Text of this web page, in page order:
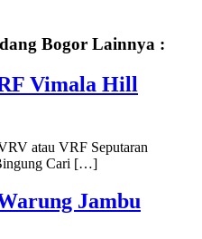
Bogor Lainnya :
Vimala Hill
atau VRF Seputaran
Cari […]
Jambu